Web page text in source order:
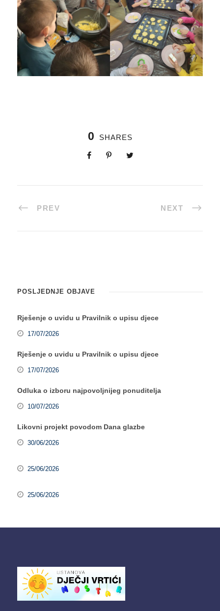
0 SHARES
PREV NEXT
POSLJEDNJE OBJAVE
Rješenje o uvidu u Pravilnik o upisu djece
17/07/2026
Rješenje o uvidu u Pravilnik o upisu djece
17/07/2026
Odluka o izboru najpovoljnijeg ponuditelja
10/07/2026
Likovni projekt povodom Dana glazbe
30/06/2026
25/06/2026
25/06/2026